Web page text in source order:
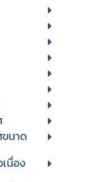
นาด
นื่อง